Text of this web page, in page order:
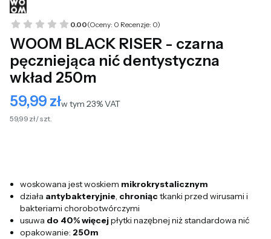
0.00(Oceny: 0 Recenzje: 0)
WOOM BLACK RISER - czarna
pęczniejąca nić dentystyczna
wkład 250m
Cena
59,99 złw tym 23% VAT
w tym 23%VAT
59,99 zł / szt.
woskowana jest woskiem mikrokrystalicznym
działa antybakteryjnie, chroniąctkanki przed wirusami i
bakteriami chorobotwórczymi
usuwa do 40% więcejpłytki nazębnej niż standardowa nić
opakowanie: 250m